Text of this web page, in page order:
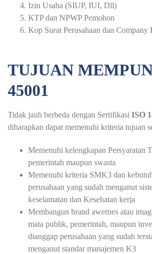
Izin Usaha (SIUP, IUI, Dll)
KTP dan NPWP Pemohon
Kop Surat Perusahaan dan Company
TUJUAN
45001
Tidak jauh berbeda dengan Sertifikasi ISO
diharapkan dapat memenuhi kriteria tujuan
Memenuhi kelengkapan Persyaratan
pemerintah maupun swasta
Memenuhi kriteria SMK3 dan
perusahaan yang sudah menganut
keselamatan dan Kesehatan kerja
Membangun brand awernes atau
mata publik, pemerintah, maupun
dianggap perusahaan yang sudah
menganut standar manajemen K3